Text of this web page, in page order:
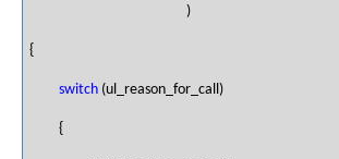
)
{
switch(ul_reason_for_call)
{